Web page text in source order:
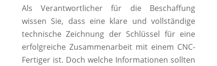
Als Verantwortlicher für die Beschaffung
wissen Sie, dass eine klare und vollständige
technische Zeichnung der Schlüssel für eine
erfolgreiche Zusammenarbeit mit einem CNC-
Fertiger ist. Doch welche Informationen sollten